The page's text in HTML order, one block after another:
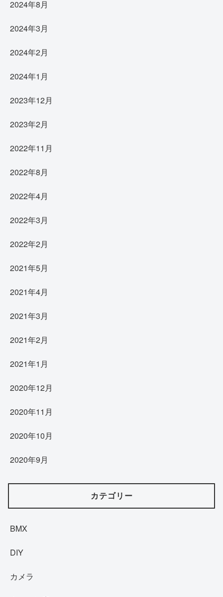
2024年8月
2024年3月
2024年2月
2024年1月
2023年12月
2023年2月
2022年11月
2022年8月
2022年4月
2022年3月
2022年2月
2021年5月
2021年4月
2021年3月
2021年2月
2021年1月
2020年12月
2020年11月
2020年10月
2020年9月
カテゴリー
BMX
DIY
カメラ